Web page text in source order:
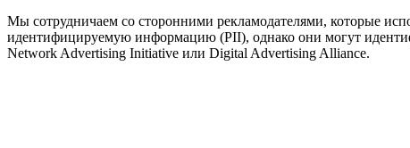
Мы сотрудничаем со сторонними рекламодателями, которые
идентифицируемую информацию (PII), однако они могут
Network Advertising Initiative или Digital Advertising Alliance.